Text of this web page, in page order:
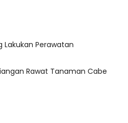
Lakukan Perawatan
Rawat Tanaman Cabe